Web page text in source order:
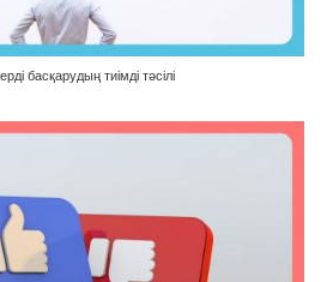
басқарудың тиімді тәсілі